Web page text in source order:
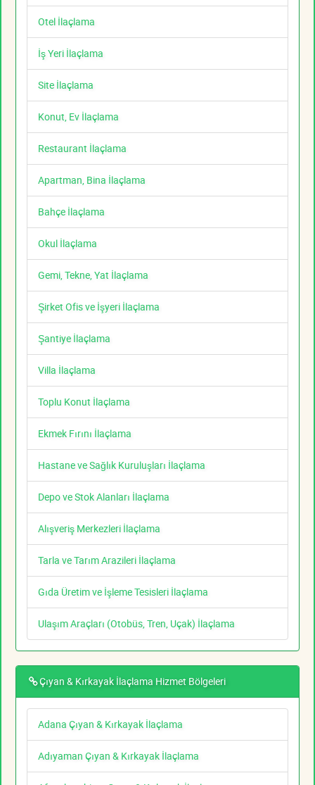
Otel İlaçlama
İş Yeri İlaçlama
Site İlaçlama
Konut, Ev İlaçlama
Restaurant İlaçlama
Apartman, Bina İlaçlama
Bahçe İlaçlama
Okul İlaçlama
Gemi, Tekne, Yat İlaçlama
Şirket Ofis ve İşyeri İlaçlama
Şantiye İlaçlama
Villa İlaçlama
Toplu Konut İlaçlama
Ekmek Fırını İlaçlama
Hastane ve Sağlık Kuruluşları İlaçlama
Depo ve Stok Alanları İlaçlama
Alışveriş Merkezleri İlaçlama
Tarla ve Tarım Arazileri İlaçlama
Gıda Üretim ve İşleme Tesisleri İlaçlama
Ulaşım Araçları (Otobüs, Tren, Uçak) İlaçlama
Çıyan & Kırkayak İlaçlama Hizmet Bölgeleri
Adana Çıyan & Kırkayak İlaçlama
Adıyaman Çıyan & Kırkayak İlaçlama